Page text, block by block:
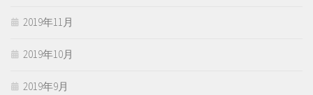
2019年11月
2019年10月
2019年9月